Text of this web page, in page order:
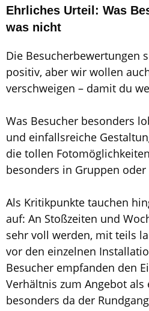
Ehrliches Urteil: Was
was nicht
Die Besucherbewertungen
positiv, aber wir wollen
verschweigen – damit du
Was Besucher besonders
und einfallsreiche
die tollen
besonders in Gruppen
Als Kritikpunkte tauchen
auf: An Stoßzeiten und
sehr voll werden, mit teils
vor den einzelnen
Besucher empfanden den
Verhältnis zum Angebot als
besonders da der